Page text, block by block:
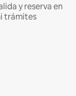
y reserva en
trámites